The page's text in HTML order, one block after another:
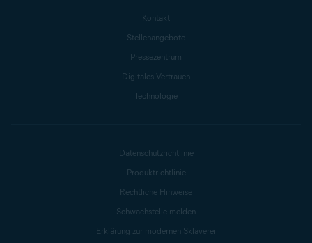
Kontakt
Stellenangebote
Pressezentrum
Digitales Vertrauen
Technologie
Datenschutzrichtlinie
Produktrichtlinie
Rechtliche Hinweise
Schwachstelle melden
Erklärung zur modernen Sklaverei